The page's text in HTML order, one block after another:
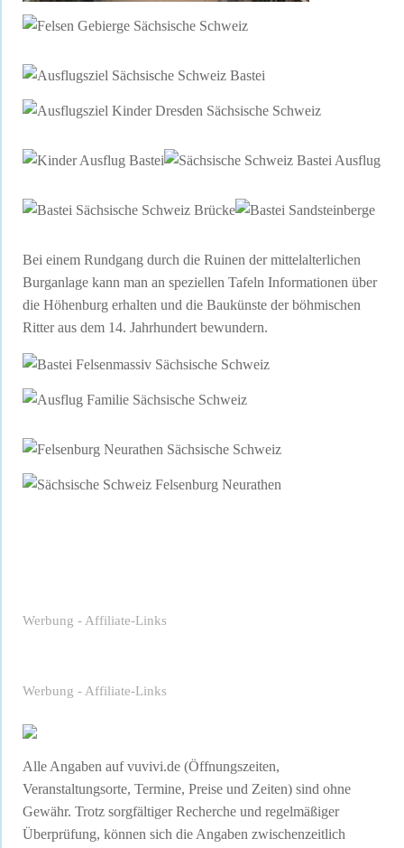
Bei einem Rundgang durch die Ruinen der mittelalterlichen
Burganlage kann man an speziellen Tafeln Informationen über
die Höhenburg erhalten und die Baukünste der böhmischen
Ritter aus dem 14. Jahrhundert bewundern.
Werbung - Affiliate-Links
Werbung - Affiliate-Links
Alle Angaben auf vuvivi.de (Öffnungszeiten,
Veranstaltungsorte, Termine, Preise und Zeiten) sind ohne
Gewähr. Trotz sorgfältiger Recherche und regelmäßiger
Überprüfung, können sich die Angaben zwischenzeitlich